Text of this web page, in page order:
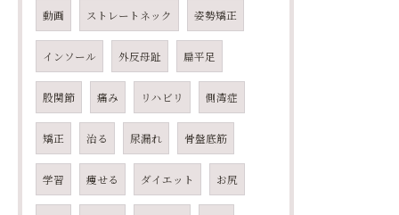
動画 ストレートネック 姿勢矯正
インソール 外反母趾 扁平足
股関節 痛み リハビリ 側湾症
矯正 治る 尿漏れ 骨盤底筋
学習 痩せる ダイエット お尻